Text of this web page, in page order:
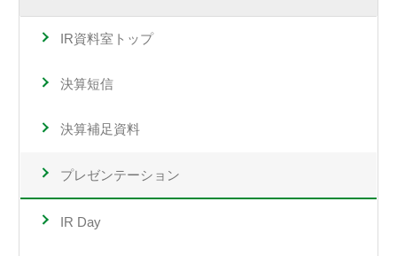
IR資料室トップ
決算短信
決算補足資料
プレゼンテーション
IR Day